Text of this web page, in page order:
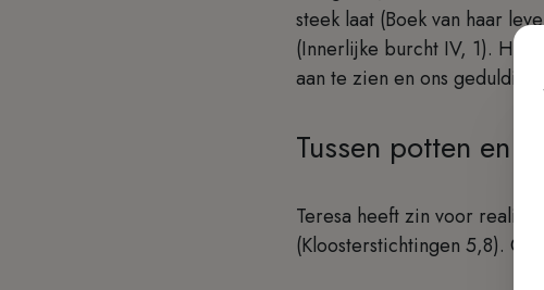
steek laat (Boek van haar
(Innerlijke burcht IV, 1). Het
aan te zien en ons geduldig
Tussen potten en
Teresa heeft zin voor
(Kloosterstichtingen 5,8).